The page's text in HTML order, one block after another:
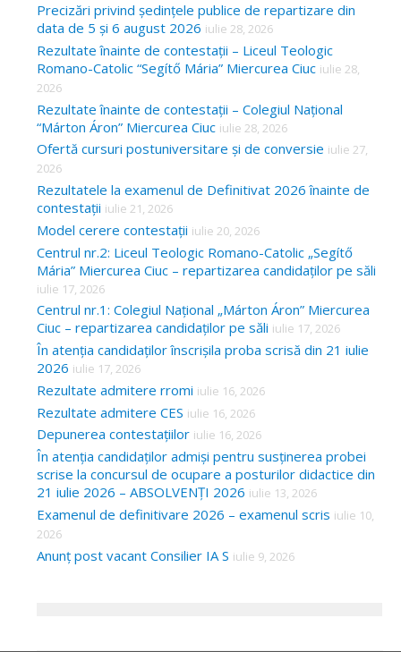
Precizări privind ședințele publice de repartizare din
data de 5 și 6 august 2026 iulie 28, 2026
Rezultate înainte de contestații – Liceul Teologic
Romano-Catolic “Segítő Mária” Miercurea Ciuc iulie 28,
2026
Rezultate înainte de contestații – Colegiul Național
“Márton Áron” Miercurea Ciuc iulie 28, 2026
Ofertă cursuri postuniversitare și de conversie iulie 27,
2026
Rezultatele la examenul de Definitivat 2026 înainte de
contestații iulie 21, 2026
Model cerere contestații iulie 20, 2026
Centrul nr.2: Liceul Teologic Romano-Catolic „Segítő
Mária” Miercurea Ciuc – repartizarea candidaților pe săli
iulie 17, 2026
Centrul nr.1: Colegiul Național „Márton Áron” Miercurea
Ciuc – repartizarea candidaților pe săli iulie 17, 2026
În atenția candidaților înscrișila proba scrisă din 21 iulie
2026 iulie 17, 2026
Rezultate admitere rromi iulie 16, 2026
Rezultate admitere CES iulie 16, 2026
Depunerea contestațiilor iulie 16, 2026
În atenția candidaților admiși pentru susținerea probei
scrise la concursul de ocupare a posturilor didactice din
21 iulie 2026 – ABSOLVENȚI 2026 iulie 13, 2026
Examenul de definitivare 2026 – examenul scris iulie 10,
2026
Anunț post vacant Consilier IA S iulie 9, 2026